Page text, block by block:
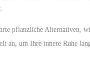
pflanzliche Alternativen,
an, um Ihre innere Ruhe